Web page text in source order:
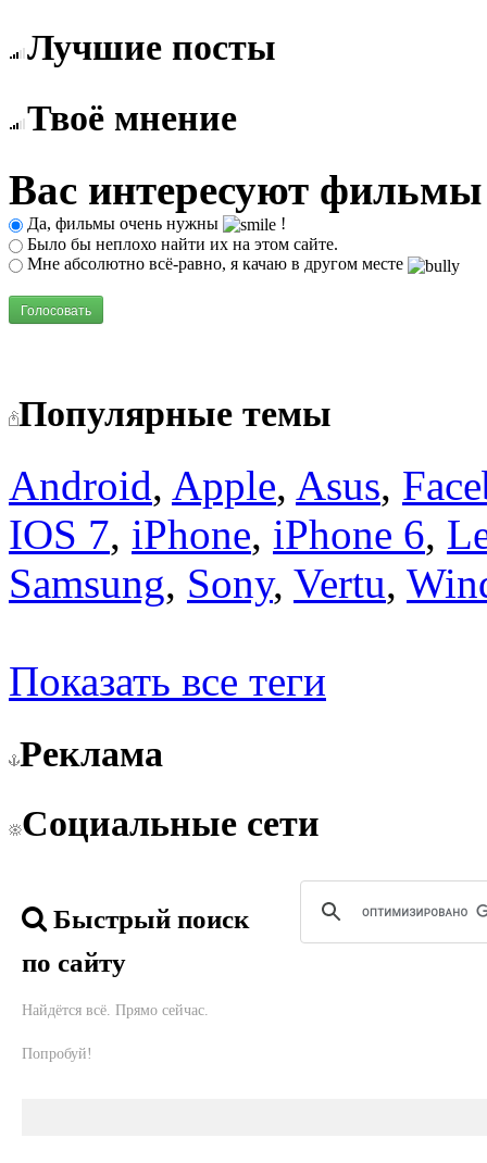
Лучшие посты
Твоё мнение
Вас интересуют
Да, фильмы очень нужны
!
Было бы неплохо найти их на этом сайте.
Мне абсолютно всё-равно, я качаю в другом месте
Голосовать
Популярные темы
Android, Apple, Asus,
IOS 7, iPhone, iPhone 6,
Samsung, Sony, Vertu,
Показать все теги
Реклама
Социальные сети
Быстрый поиск
по сайту
Найдётся всё. Прямо сейчас.
Попробуй!